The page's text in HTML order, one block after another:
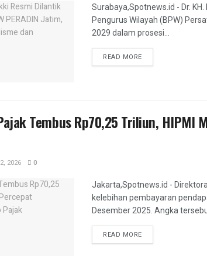
Surabaya,Spotnews.id - Dr.
Pengurus Wilayah (BPW)
2029 dalam prosesi...
READ MOREDETAILS
Tembus Rp70,25 Triliun, HIPMI
2026 0
Jakarta,Spotnews.id -
kelebihan pembayaran
Desember 2025. Angka
READ MOREDETAILS